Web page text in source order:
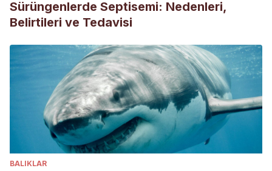
Government.
Southern Corroboree Frog Pseudophryne
pengilleyi National Recovery Plan. Recuperado de
https://www.environment.gov.au/resource/southern-
corroboree-frog-pseudophryne-corroboree-and-
northern-corroboree-frog-pseudophryne
Office of Environment and Heritage. (2014).Saving the
southern corroboree frog. Recuperado de
https://www.environment.nsw.gov.au/news/saving-the-
southern-corroboree-frog
Sürüngenlerde Septisemi: Nedenleri,
Belirtileri ve Tedavisi
BALIKLAR